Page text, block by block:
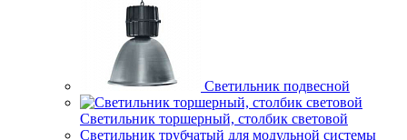
Светильник подвесной
Светильник торшерный, столбик световой
Светильник трубчатый для модульной системы